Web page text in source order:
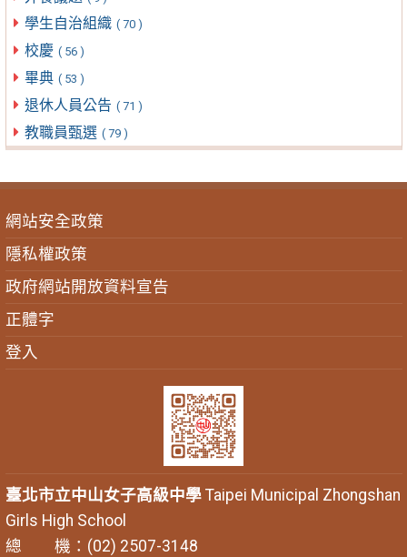
學生自治組織 ( 70 )
校慶 ( 56 )
畢典 ( 53 )
退休人員公告 ( 71 )
教職員甄選 ( 79 )
網站安全政策
隱私權政策
政府網站開放資料宣告
正體字
登入
臺北市立中山女子高級中學Taipei Municipal Zhongshan
Girls High School
總 機：(02) 2507-3148